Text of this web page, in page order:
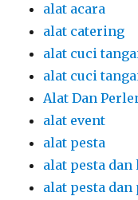
alat acara
alat catering
alat cuci
alat cuci
Alat Dan
alat event
alat pesta
alat pesta
alat pesta